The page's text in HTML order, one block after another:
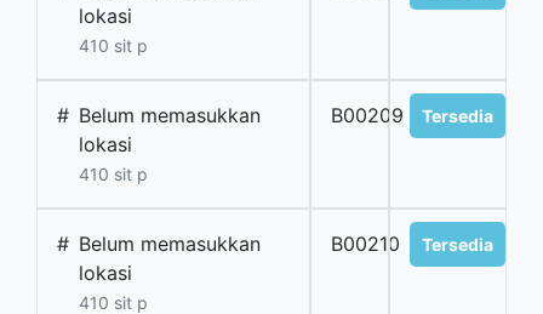
lokasi
410 sit p
# Belum memasukkan
lokasi
410 sit p
B00209 Tersedia
# Belum memasukkan
lokasi
410 sit p
B00210 Tersedia